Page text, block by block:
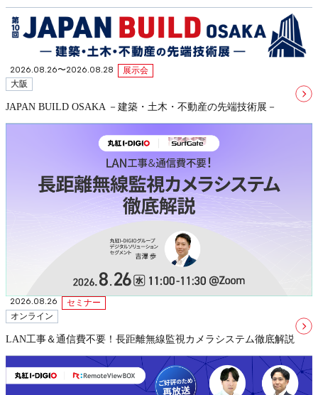
2026.08.26〜2026.08.28
展示会
大阪
JAPAN BUILD OSAKA －建築・土木・不動産の先端技術展－
2026.08.26
セミナー
オンライン
LAN工事＆通信費不要！長距離無線監視カメラシステム徹底解説